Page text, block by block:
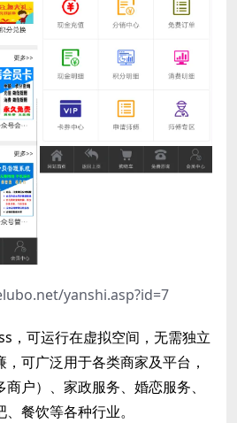
yanshi.asp?id=7
，可运行在虚拟空间，无需独立
可广泛用于各类商家及平台，
户）、家政服务、婚恋服务、
餐饮等各种行业。